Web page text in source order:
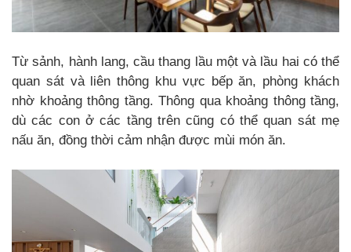
Từ sảnh, hành lang, cầu thang lầu một và lầu hai có thể
quan sát và liên thông khu vực bếp ăn, phòng khách
nhờ khoảng thông tầng. Thông qua khoảng thông tầng,
dù các con ở các tầng trên cũng có thể quan sát mẹ
nấu ăn, đồng thời cảm nhận được mùi món ăn.